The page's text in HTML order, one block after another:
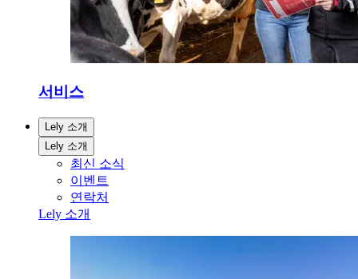
서비스
Lely 소개
Lely 소개
최신 소식
이벤트
연락처
Lely 소개